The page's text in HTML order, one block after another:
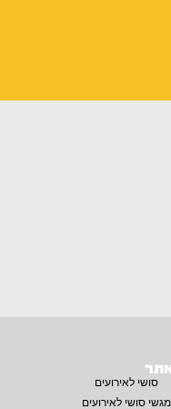
סושי לאירועים
מגשי סושי לאירועים